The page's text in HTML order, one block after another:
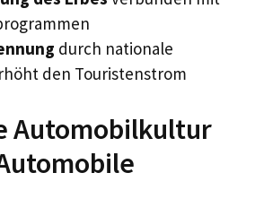
durch nationale
den Touristenstrom
Automobilkultur